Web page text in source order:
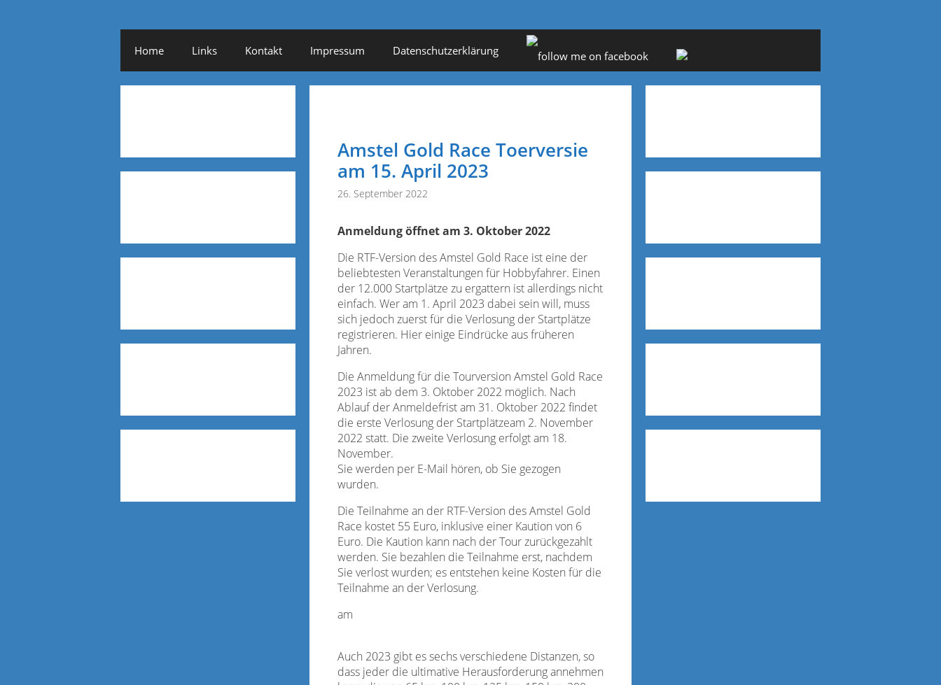
Home Links Kontakt Impressum Datenschutzerklärung
Amstel Gold Race Toerversie
am 15. April 2023
26. September 2022
Anmeldung öffnet am 3. Oktober 2022
Die RTF-Version des Amstel Gold Race ist eine der
beliebtesten Veranstaltungen für Hobbyfahrer. Einen
der 12.000 Startplätze zu ergattern ist allerdings nicht
einfach. Wer am 1. April 2023 dabei sein will, muss
sich jedoch zuerst für die Verlosung der Startplätze
registrieren. Hier einige Eindrücke aus früheren
Jahren.
Die Anmeldung für die Tourversion Amstel Gold Race
2023 ist ab dem 3. Oktober 2022 möglich. Nach
Ablauf der Anmeldefrist am 31. Oktober 2022 findet
die erste Verlosung der Startplätzeam 2. November
2022 statt. Die zweite Verlosung erfolgt am 18.
November.
Sie werden per E-Mail hören, ob Sie gezogen
wurden.
Die Teilnahme an der RTF-Version des Amstel Gold
Race kostet 55 Euro, inklusive einer Kaution von 6
Euro. Die Kaution kann nach der Tour zurückgezahlt
werden. Sie bezahlen die Teilnahme erst, nachdem
Sie verlost wurden; es entstehen keine Kosten für die
Teilnahme an der Verlosung.
am
Auch 2023 gibt es sechs verschiedene Distanzen, so
dass jeder die ultimative Herausforderung annehmen